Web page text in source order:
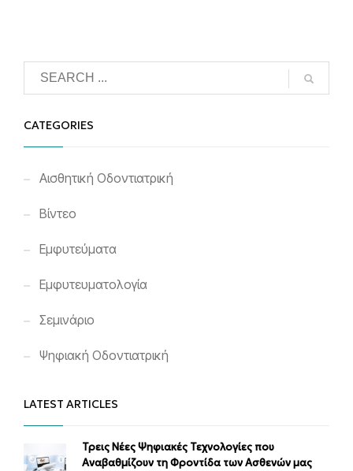
CATEGORIES
Αισθητική Οδοντιατρική
Βίντεο
Εμφυτεύματα
Εμφυτευματολογία
Σεμινάριο
Ψηφιακή Οδοντιατρική
LATEST ARTICLES
Τρεις Νέες Ψηφιακές Τεχνολογίες που
Αναβαθμίζουν τη Φροντίδα των Ασθενών μας